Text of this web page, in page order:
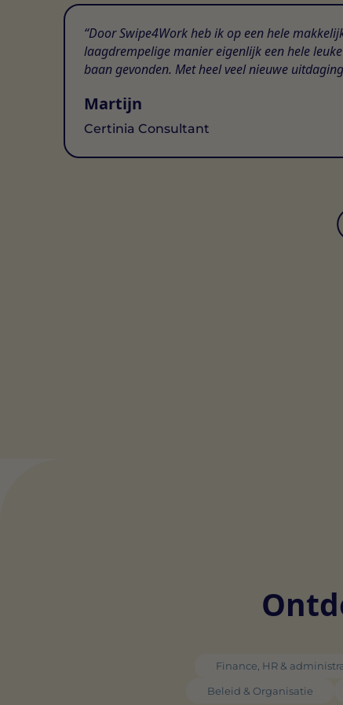
Door Swipe4Work heb ik op een hele
laagdrempelige manier eigenlijk een hele
baan gevonden. Met heel veel nieuwe
Martijn
Certinia Consultant
Finance, HR &
Beleid & Organisatie